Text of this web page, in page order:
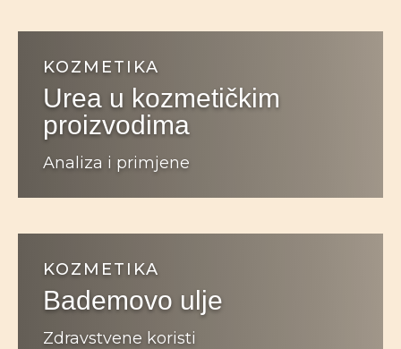
KOZMETIKA
Urea u kozmetičkim
proizvodima
Analiza i primjene
KOZMETIKA
Bademovo ulje
Zdravstvene koristi